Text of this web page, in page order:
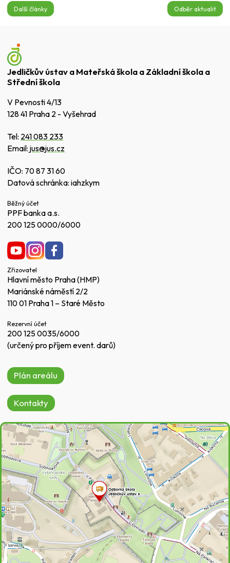
Další články Odběr aktualit
Jedličkův ústav a Mateřská škola a Základní škola a
Střední škola
V Pevnosti 4/13
128 41 Praha 2 - Vyšehrad
Tel: 241 083 233
Email: jus@jus.cz
IČO: 70 87 31 60
Datová schránka: iahzkym
Běžný účet
PPF banka a.s.
200 125 0000/6000
Zřizovatel
Hlavní město Praha (HMP)
Mariánské náměstí 2/2
110 01 Praha 1 – Staré Město
Rezervní účet
200 125 0035/6000
(určený pro příjem event. darů)
Plán areálu
Kontakty